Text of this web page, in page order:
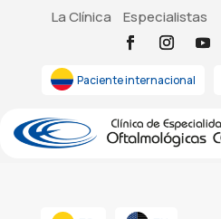
La Clínica Especialistas
Paciente internacional